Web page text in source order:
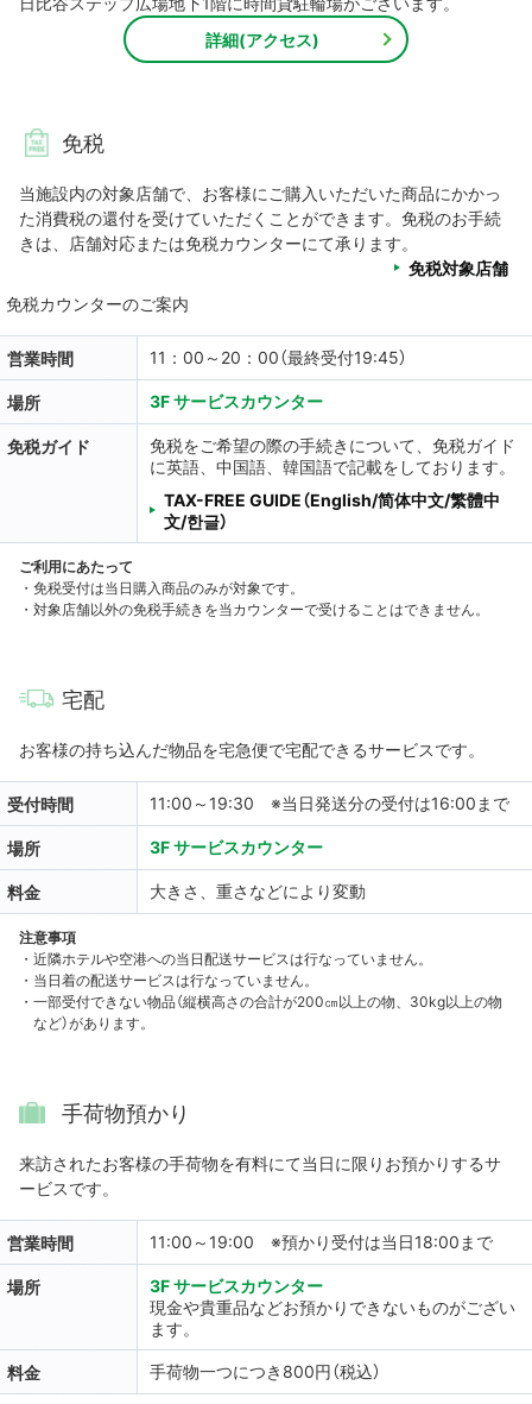
詳細(アクセス)
免税
当施設内の対象店舗で、お客様にご購入いただいた商品にかかっ
た消費税の還付を受けていただくことができます。免税のお手続
きは、店舗対応または免税カウンターにて承ります。
免税対象店舗
免税カウンターのご案内
営業時間
11：00～20：00（最終受付19:45）
場所
3F サービスカウンター
免税ガイド
免税をご希望の際の手続きについて、免税ガイド
に英語、中国語、韓国語で記載をしております。
TAX-FREE GUIDE（English/简体中文/繁體中
文/한글）
ご利用にあたって
・免税受付は当日購入商品のみが対象です。
・対象店舗以外の免税手続きを当カウンターで受けることはできません。
宅配
お客様の持ち込んだ物品を宅急便で宅配できるサービスです。
受付時間
11:00～19:30 ※当日発送分の受付は16:00まで
場所
3F サービスカウンター
料金
大きさ、重さなどにより変動
注意事項
・近隣ホテルや空港への当日配送サービスは行なっていません。
・当日着の配送サービスは行なっていません。
・一部受付できない物品（縦横高さの合計が200㎝以上の物、30kg以上の物
など）があります。
手荷物預かり
来訪されたお客様の手荷物を有料にて当日に限りお預かりするサ
ービスです。
営業時間
11:00～19:00 ※預かり受付は当日18:00まで
場所
3F サービスカウンター
現金や貴重品などお預かりできないものがござい
ます。
料金
手荷物一つにつき800円（税込）